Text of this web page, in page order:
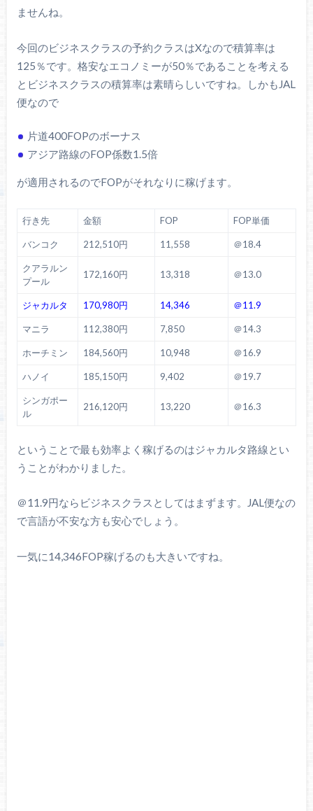
ませんね。
今回のビジネスクラスの予約クラスはXなので積算率は
125％です。格安なエコノミーが50％であることを考える
とビジネスクラスの積算率は素晴らしいですね。しかもJAL
便なので
片道400FOPのボーナス
アジア路線のFOP係数1.5倍
が適用されるのでFOPがそれなりに稼げます。
行き先 金額 FOP FOP単価
バンコク 212,510円 11,558 ＠18.4
クアラルン
プール
172,160円 13,318 ＠13.0
ジャカルタ 170,980円 14,346 ＠11.9
マニラ 112,380円 7,850 ＠14.3
ホーチミン 184,560円 10,948 ＠16.9
ハノイ 185,150円 9,402 ＠19.7
シンガポー
ル
216,120円 13,220 ＠16.3
ということで最も効率よく稼げるのはジャカルタ路線とい
うことがわかりました。
＠11.9円ならビジネスクラスとしてはまずます。JAL便なの
で言語が不安な方も安心でしょう。
一気に14,346FOP稼げるのも大きいですね。